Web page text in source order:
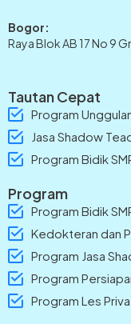
Bogor:
Raya Blok AB 17 No 9
Tautan Cepat
Program
Jasa Shadow
Program Bidik
Program
Program Bidik
Kedokteran dan
Program Jasa
Program
Program Les